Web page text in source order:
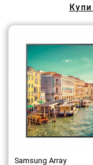
Samsung Array